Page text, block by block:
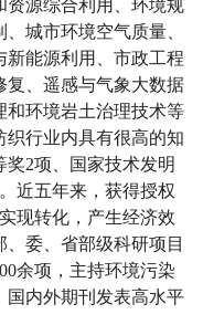
资源综合利用、环境规
城市环境空气质量、
能源利用、市政工程
复、遥感与气象大数据
和环境岩土治理技术等
行业内具有很高的知
奖2项、国家技术发明
近五年来，获得授权
现转化，产生经济效
委、省部级科研项目
余项，主持环境污染
国内外期刊发表高水平